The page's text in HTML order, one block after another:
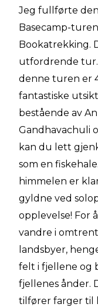
Jeg fullførte
Basecamp-
Bookatrekking.
utfordrende
denne turen er
fantastiske
bestående av
Gandhavachuli
kan du lett
som en
himmelen er
gyldne ved
opplevelse! For
vandre i
landsbyer,
felt i fjellene og
fjellenes ånder.
tilfører farger til